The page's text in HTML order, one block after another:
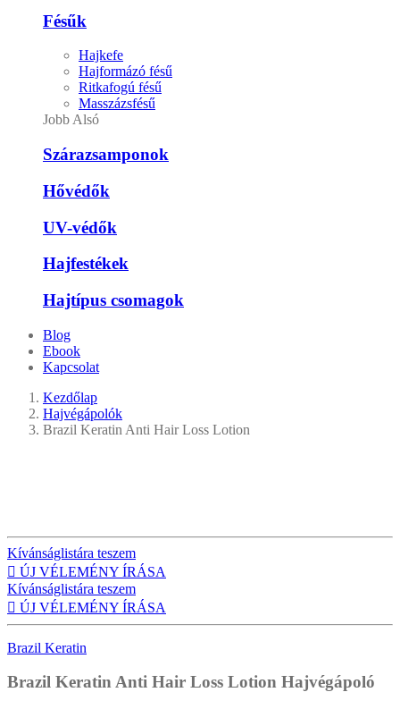
Fésűk
Hajkefe
Hajformázó fésű
Ritkafogú fésű
Masszázsfésű
Jobb Alsó
Szárazsamponok
Hővédők
UV-védők
Hajfestékek
Hajtípus csomagok
Blog
Ebook
Kapcsolat
Kezdőlap
Hajvégápolók
Brazil Keratin Anti Hair Loss Lotion
Kívánságlistára teszem
 ÚJ VÉLEMÉNY ÍRÁSA
Kívánságlistára teszem
 ÚJ VÉLEMÉNY ÍRÁSA
Brazil Keratin
Brazil Keratin Anti Hair Loss Lotion Hajvégápoló